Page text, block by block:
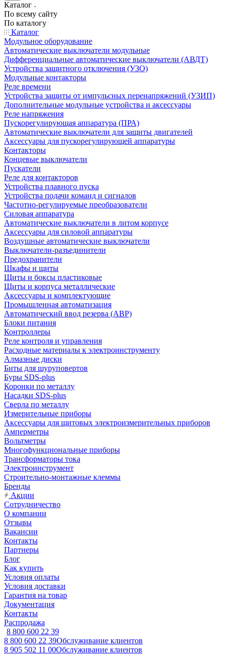
Каталог
По всему сайту
По каталогу
Каталог
Модульное оборудование
Автоматические выключатели модульные
Дифференциальные автоматические выключатели (АВДТ)
Устройства защитного отключения (УЗО)
Модульные контакторы
Реле времени
Устройства защиты от импульсных перенапряжений (УЗИП)
Дополнительные модульные устройства и аксессуары
Реле напряжения
Пускорегулирующая аппаратура (ПРА)
Автоматические выключатели для защиты двигателей
Аксессуары для пускорегулирующей аппаратуры
Контакторы
Концевые выключатели
Пускатели
Реле для контакторов
Устройства плавного пуска
Устройства подачи команд и сигналов
Частотно-регулируемые преобразователи
Силовая аппаратура
Автоматические выключатели в литом корпусе
Аксессуары для силовой аппаратуры
Воздушные автоматические выключатели
Выключатели-разъединители
Предохранители
Шкафы и щиты
Щиты и боксы пластиковые
Щиты и корпуса металлические
Аксессуары и комплектующие
Промышленная автоматизация
Автоматический ввод резерва (АВР)
Блоки питания
Контроллеры
Реле контроля и управления
Расходные материалы к электроинструменту
Алмазные диски
Биты для шуруповертов
Буры SDS-plus
Коронки по металлу
Насадки SDS-plus
Сверла по металлу
Измерительные приборы
Аксессуары для щитовых электроизмерительных приборов
Амперметры
Вольтметры
Многофункциональные приборы
Трансформаторы тока
Электроинструмент
Строительно-монтажные клеммы
Бренды
Акции
Сотрудничество
О компании
Отзывы
Вакансии
Контакты
Партнеры
Блог
Как купить
Условия оплаты
Условия доставки
Гарантия на товар
Документация
Контакты
Распродажа
8 800 600 22 39
8 800 600 22 39Обслуживание клиентов
8 905 502 11 00Обслуживание клиентов